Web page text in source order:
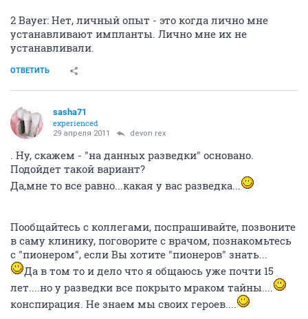
2 Bayer: Нет, личный опыт - это когда лично мне
устанавливают импланты. Лично мне их не
устанавливали.
ОТВЕТИТЬ
sasha71
experienced
29 апреля 2011 devon rex
. Ну, скажем - "на данных разведки" основано.
Подойдет такой вариант?
Да,мне то все равно...какая у вас разведка...
Пообщайтесь с коллегами, поспрашивайте, позвоните
в саму клинику, поговорите с врачом, познакомьтесь
с "пионером", если Вы хотите "пионеров" знать...
Да в том то и дело что я общаюсь уже почти 15
лет....но у разведки все покрыто мраком тайны....
конспирация. Не знаем мы своих героев....